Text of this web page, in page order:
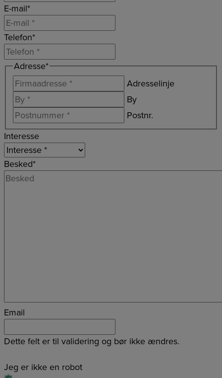
E-mail*
Telefon*
Adresse*
Adresselinje
By
Postnr.
Interesse
Besked*
Email
Dette felt er til validering og bør ikke ændres.
Jeg er ikke en robot